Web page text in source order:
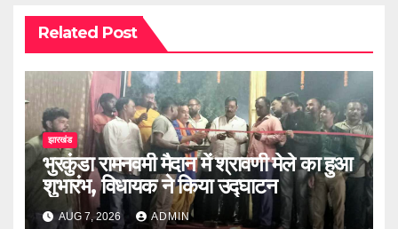
Related Post
झारखंड
भुरकुंडा रामनवमी मैदान में श्रावणी मेले का हुआ
शुभारंभ, विधायक ने किया उद्घाटन
AUG 7, 2026 ADMIN